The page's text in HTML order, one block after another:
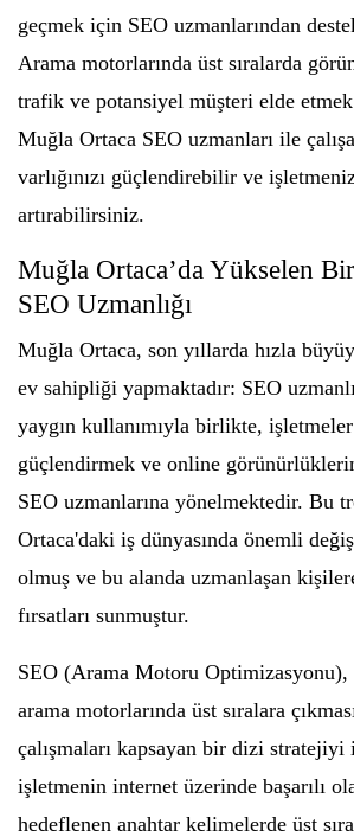
geçmek için SEO uzmanlarından
Arama motorlarında üst sıralarda
trafik ve potansiyel müşteri elde
Muğla Ortaca SEO uzmanları ile
varlığınızı güçlendirebilir ve
artırabilirsiniz.
Muğla Ortaca’da Yükselen
SEO Uzmanlığı
Muğla Ortaca, son yıllarda hızla
ev sahipliği yapmaktadır: SEO
yaygın kullanımıyla birlikte,
güçlendirmek ve online
SEO uzmanlarına yönelmektedir. Bu
Ortaca'daki iş dünyasında önemli
olmuş ve bu alanda uzmanlaşan
fırsatları sunmuştur.
SEO (Arama Motoru
arama motorlarında üst sıralara
çalışmaları kapsayan bir dizi
işletmenin internet üzerinde başarılı
hedeflenen anahtar kelimelerde üst